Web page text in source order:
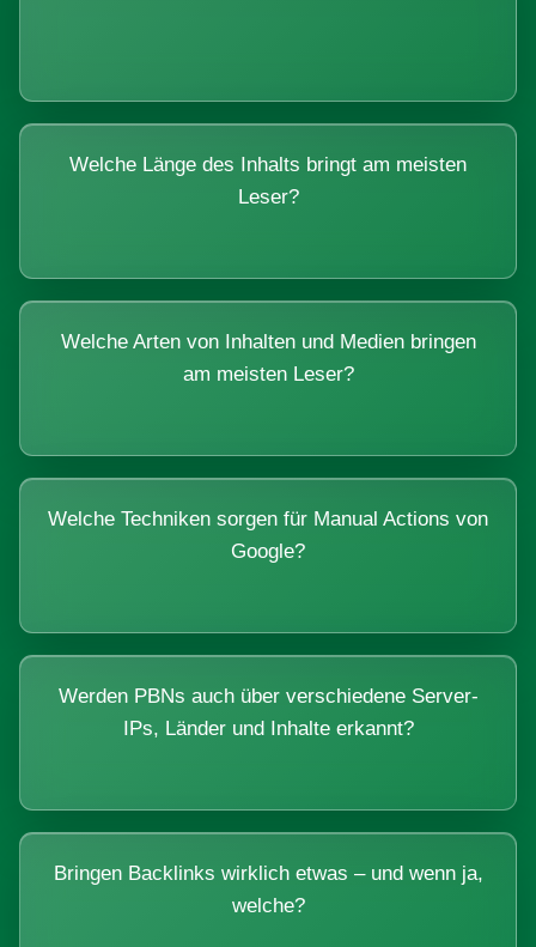
Welche Länge des Inhalts bringt am meisten
Leser?
Welche Arten von Inhalten und Medien bringen
am meisten Leser?
Welche Techniken sorgen für Manual Actions von
Google?
Werden PBNs auch über verschiedene Server-
IPs, Länder und Inhalte erkannt?
Bringen Backlinks wirklich etwas – und wenn ja,
welche?